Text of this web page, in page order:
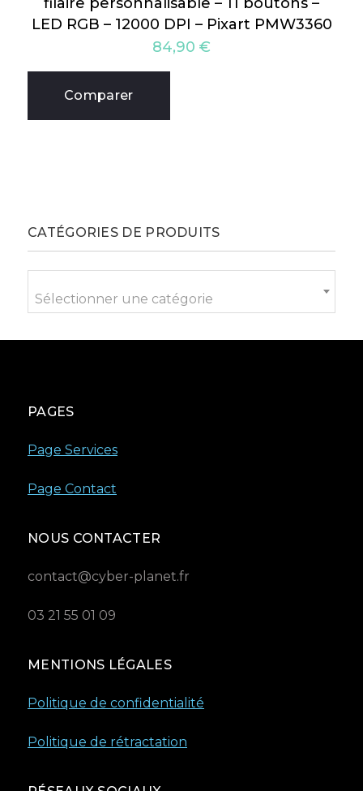
LED RGB – 12000 DPI – Pixart PMW3360
84,90 €
Comparer
CATÉGORIES DE PRODUITS
Sélectionner une catégorie
PAGES
Page Services
Page Contact
NOUS CONTACTER
contact@cyber-planet.fr
03 21 55 01 09
MENTIONS LÉGALES
Politique de confidentialité
Politique de rétractation